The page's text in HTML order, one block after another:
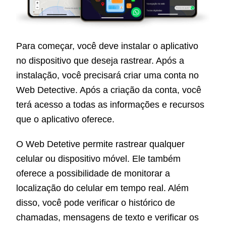
Para começar, você deve instalar o aplicativo
no dispositivo que deseja rastrear. Após a
instalação, você precisará criar uma conta no
Web Detective. Após a criação da conta, você
terá acesso a todas as informações e recursos
que o aplicativo oferece.
O Web Detetive permite rastrear qualquer
celular ou dispositivo móvel. Ele também
oferece a possibilidade de monitorar a
localização do celular em tempo real. Além
disso, você pode verificar o histórico de
chamadas, mensagens de texto e verificar os